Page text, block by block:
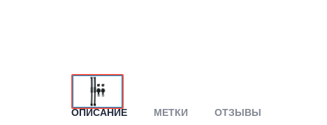
ОПИСАНИЕ МЕТКИ ОТЗЫВЫ